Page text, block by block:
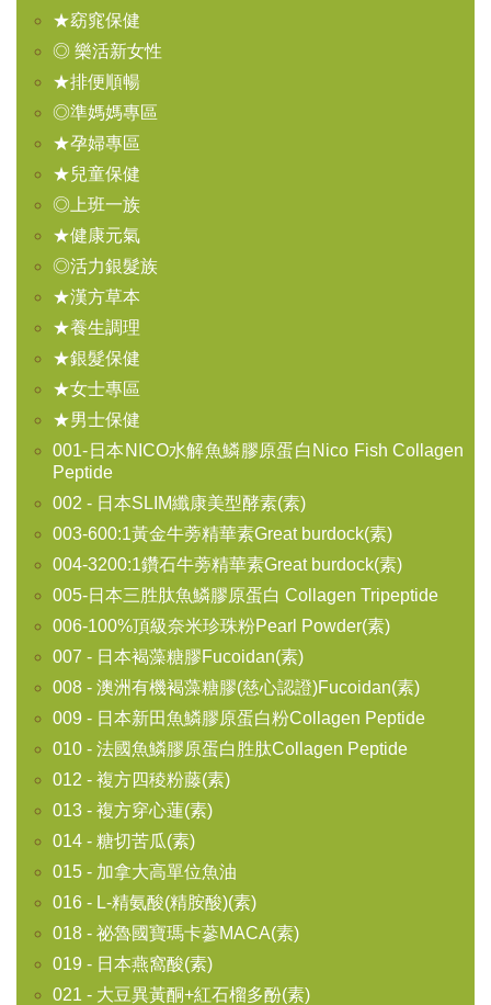
★窈窕保健
◎ 樂活新女性
★排便順暢
◎準媽媽專區
★孕婦專區
★兒童保健
◎上班一族
★健康元氣
◎活力銀髮族
★漢方草本
★養生調理
★銀髮保健
★女士專區
★男士保健
001-日本NICO水解魚鱗膠原蛋白Nico Fish Collagen
Peptide
002 - 日本SLIM纖康美型酵素(素)
003-600:1黃金牛蒡精華素Great burdock(素)
004-3200:1鑽石牛蒡精華素Great burdock(素)
005-日本三胜肽魚鱗膠原蛋白 Collagen Tripeptide
006-100%頂級奈米珍珠粉Pearl Powder(素)
007 - 日本褐藻糖膠Fucoidan(素)
008 - 澳洲有機褐藻糖膠(慈心認證)Fucoidan(素)
009 - 日本新田魚鱗膠原蛋白粉Collagen Peptide
010 - 法國魚鱗膠原蛋白胜肽Collagen Peptide
012 - 複方四稜粉藤(素)
013 - 複方穿心蓮(素)
014 - 糖切苦瓜(素)
015 - 加拿大高單位魚油
016 - L-精氨酸(精胺酸)(素)
018 - 祕魯國寶瑪卡蔘MACA(素)
019 - 日本燕窩酸(素)
021 - 大豆異黃酮+紅石榴多酚(素)